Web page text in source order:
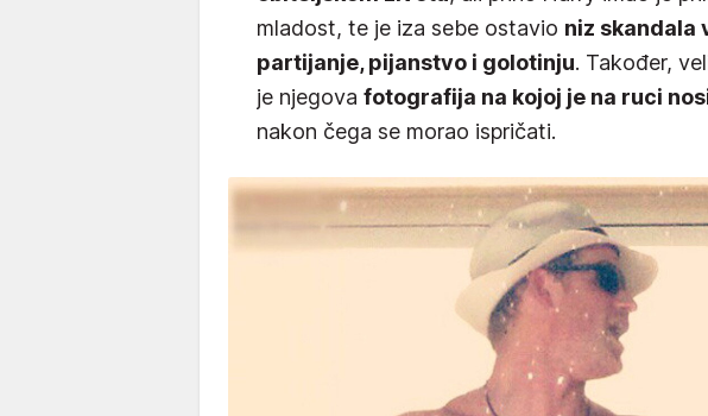
mladost, te je iza sebe ostavio niz skandala
partijanje, pijanstvo i golotinju. Također,
je njegova fotografija na kojoj je na ruci
nakon čega se morao ispričati.